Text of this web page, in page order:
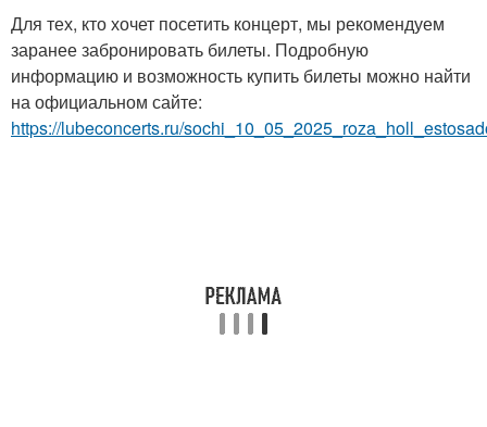
Для тех, кто хочет посетить концерт, мы рекомендуем
заранее забронировать билеты. Подробную
информацию и возможность купить билеты можно найти
на официальном сайте:
https://lubeconcerts.ru/